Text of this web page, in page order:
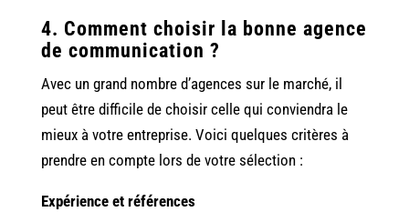
4. Comment choisir la bonne agence
de communication ?
Avec un grand nombre d’agences sur le marché, il
peut être difficile de choisir celle qui conviendra le
mieux à votre entreprise. Voici quelques critères à
prendre en compte lors de votre sélection :
Expérience et références